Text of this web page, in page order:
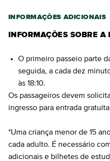
INFORMAÇÕES ADICIONAIS
INFORMAÇÕES SOBRE A
O primeiro passeio parte
seguida, a cada dez
às 18:10.
Os passageiros devem
ingresso para entrada
*Uma criança menor de 15
cada adulto. É necessário
adicionais e bilhetes de